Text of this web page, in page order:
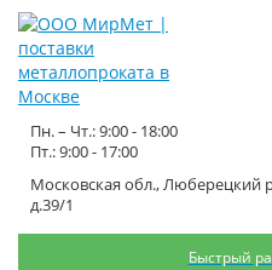
Московская обл., Люберецкий
д.39/1
Пн. – Чт.: 9:00 - 18:00
Пт.: 9:00 - 17:00
Быстрый
Труба оц. э/с
Каталог